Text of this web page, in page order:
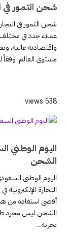
شحن التمور في
شحن التمور في
عملاء جدد في مختلف
واقتصادية عالية،
مستوى العالم. وفقاً
538 views
اليوم
الشحن
اليوم الوطني
التجارة
أقصى استفادة من
الشحن ليس مجرد
تجربة...